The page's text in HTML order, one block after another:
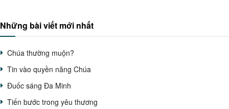
Những bài viết mới nhất
Chúa thường muộn?
Tin vào quyền năng Chúa
Đuốc sáng Đa Minh
Tiến bước trong yêu thương